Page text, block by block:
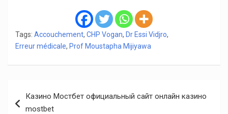
Tags: Accouchement, CHP Vogan, Dr Essi Vidjro,
Erreur médicale, Prof Moustapha Mijiyawa
de
Казино Мостбет официальный сайт онлайн казино
mostbet